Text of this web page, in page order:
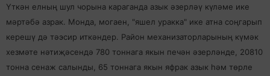
Үткән елның шул чорына караганда азык әзерләү күләме ике
мәртәбә азрак. Монда, могаен, "яшел уракка" ике атна соңгарып
керешү дә тәэсир иткәндер. Район механизаторларының күмәк
хезмәте нәтиҗәсендә 780 тоннага якын печән әзерләнде, 20810
тонна сенаж салынды, 65 тоннага якын яфрак азык һәм төрле